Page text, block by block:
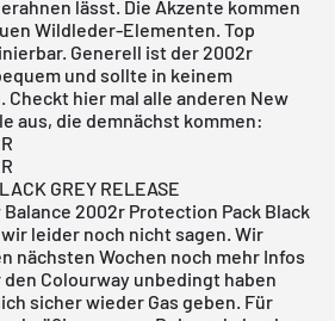
lässt. Die Akzente kommen
Wildleder-Elementen. Top
Generell ist der 2002r
und sollte in keinem
Checkt hier mal alle anderen New
aus, die demnächst kommen:
GREY RELEASE
2002r Protection Pack Black
leider noch nicht sagen. Wir
nächsten Wochen noch mehr Infos
Colourway unbedingt haben
sicher wieder Gas geben. Für